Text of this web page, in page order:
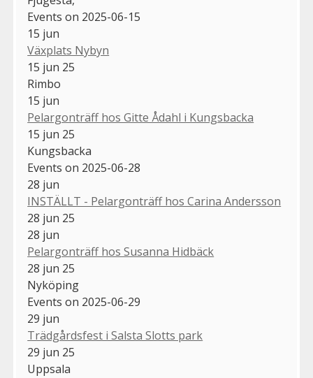
Events on 2025-06-15
15 jun
Växplats Nybyn
15 jun 25
Rimbo
15 jun
Pelargonträff hos Gitte Ådahl i Kungsbacka
15 jun 25
Kungsbacka
Events on 2025-06-28
28 jun
INSTÄLLT - Pelargonträff hos Carina Andersson
28 jun 25
28 jun
Pelargonträff hos Susanna Hidbäck
28 jun 25
Nyköping
Events on 2025-06-29
29 jun
Trädgårdsfest i Salsta Slotts park
29 jun 25
Uppsala